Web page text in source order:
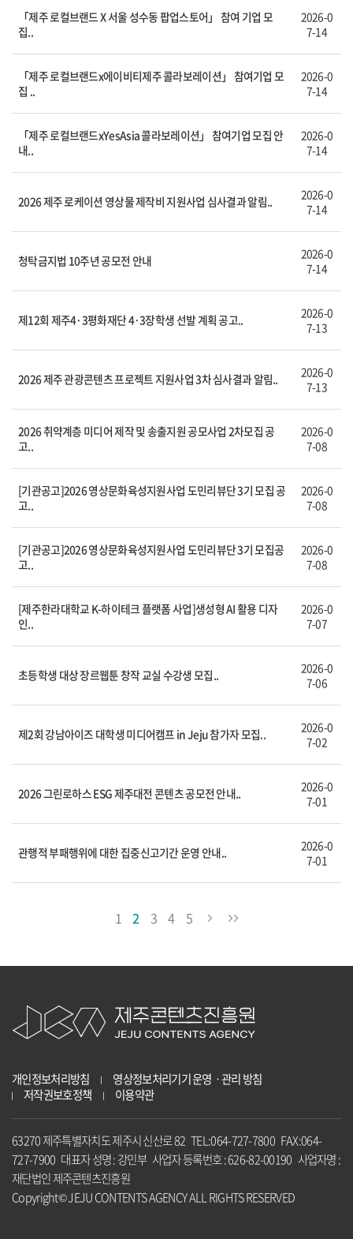
「제주 로컬브랜드 X 서울 성수동 팝업스토어」 참여 기업 모
집..
2026-0
7-14
「제주 로컬브랜드x에이비티제주 콜라보레이션」 참여기업 모
집 ..
2026-0
7-14
「제주 로컬브랜드xYesAsia 콜라보레이션」 참여기업 모집 안
내..
2026-0
7-14
2026 제주 로케이션 영상물 제작비 지원사업 심사결과 알림..
2026-0
7-14
청탁금지법 10주년 공모전 안내
2026-0
7-14
제12회 제주4·3평화재단 4·3장학생 선발 계획 공고..
2026-0
7-13
2026 제주 관광콘텐츠 프로젝트 지원사업 3차 심사결과 알림..
2026-0
7-13
2026 취약계층 미디어 제작 및 송출지원 공모사업 2차모집 공
고..
2026-0
7-08
[기관공고]2026 영상문화육성지원사업 도민리뷰단 3기 모집 공
고..
2026-0
7-08
[기관공고]2026 영상문화육성지원사업 도민리뷰단 3기 모집공
고..
2026-0
7-08
[제주한라대학교 K-하이테크 플랫폼 사업]생성형 AI 활용 디자
인..
2026-0
7-07
초등학생 대상 장르웹툰 창작 교실 수강생 모집..
2026-0
7-06
제2회 강남아이즈 대학생 미디어캠프 in Jeju 참가자 모집..
2026-0
7-02
2026 그린로하스 ESG 제주대전 콘텐츠 공모전 안내..
2026-0
7-01
관행적 부패행위에 대한 집중신고기간 운영 안내..
2026-0
7-01
1 2 3 4 5
개인정보처리방침
영상정보처리기기 운영ㆍ관리 방침
저작권보호정책
이용약관
63270 제주특별자치도 제주시 신산로 82 TEL:064-727-7800 FAX:064-
727-7900 대표자 성명 : 강민부 사업자 등록번호 : 626-82-00190 사업자명 :
재단법인 제주콘텐츠진흥원
Copyright© JEJU CONTENTS AGENCY ALL RIGHTS RESERVED